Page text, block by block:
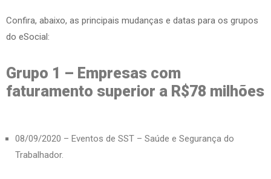
Confira, abaixo, as principais mudanças e datas para os grupos
do eSocial:
Grupo 1 – Empresas com
faturamento superior a R$78 milhões
08/09/2020 – Eventos de SST – Saúde e Segurança do
Trabalhador.